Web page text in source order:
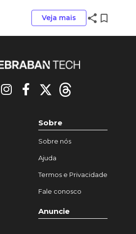
Veja mais share bookmark_border
Sobre
Sobre nós
Ajuda
Termos e Privacidade
Fale conosco
Anuncie